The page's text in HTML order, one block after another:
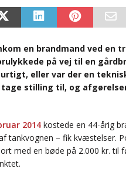
en brandmand ved en
på vej til en
eller var der en
tage stilling til, og
2014 kostede en 44-årig
tankvognen – fik kvæstelser.
med en bøde på 2.000 kr.